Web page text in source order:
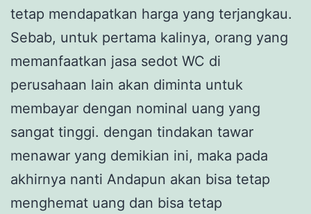
tetap mendapatkan harga yang terjangkau.
Sebab, untuk pertama kalinya, orang yang
memanfaatkan jasa sedot WC di
perusahaan lain akan diminta untuk
membayar dengan nominal uang yang
sangat tinggi. dengan tindakan tawar
menawar yang demikian ini, maka pada
akhirnya nanti Andapun akan bisa tetap
menghemat uang dan bisa tetap